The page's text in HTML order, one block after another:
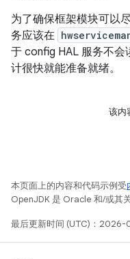
为了确保框架模块可以
务应该在
于 config HAL 服务不会
计很快就能准备就绪。
该内
本页面上的内容和代码示例受
OpenJDK 是 Oracle 和/或其
最后更新时间 (UTC)：2026-